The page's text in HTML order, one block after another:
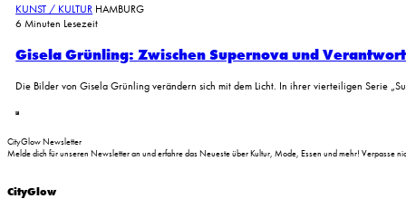
KUNST / KULTUR HAMBURG
6 Minuten Lesezeit
Gisela Grünling: Zwischen Supernova und
Die Bilder von Gisela Grünling verändern sich mit dem Licht. In ihrer vierteiligen Serie
CityGlow Newsletter
Melde dich für unseren Newsletter an und erfahre das Neueste über Kultur, Mode, Essen und mehr! Verpasse
CityGlow